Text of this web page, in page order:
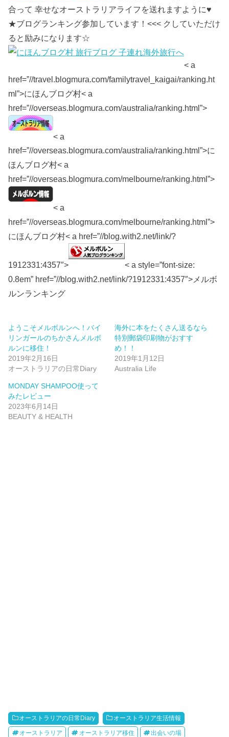
合って 幸せなオーストラリアライフを送れますように♥
★ブログランキング参加しています！<<< クしていただけ
ると励みになります☆
< a
href=”//travel.blogmura.com/familytravel_kaigai/ranking.ht
ml”>にほんブログ村< a
href=”//overseas.blogmura.com/australia/ranking.html”>
< a
href=”//overseas.blogmura.com/australia/ranking.html”>に
ほんブログ村< a
href=”//overseas.blogmura.com/melbourne/ranking.html”>
< a
href=”//overseas.blogmura.com/melbourne/ranking.html”>
にほんブログ村< a href=”//blog.with2.net/link/?
1912331:4357″>
< a style=”font-size:
0.8em” href=”//blog.with2.net/link/?1912331:4357″>メルボ
ルンランキング
ようこそメルボルンへ！バイ
リンガールのちかさんメルボ
ルンに移住！
2019年2月16日
オーストラリアの日常Diary
海外に本をたくさん送るなら
特別郵袋印刷物がおすす
め！！
2019年1月12日
Australia Life
MONDAY SHAMPOO使って
みたレビュー
2023年6月14日
BEAUTY & HEALTH
オーストラリアの日常Diary オーストラリア生活情報
オーストラリア オーストラリア移住 出会いの場